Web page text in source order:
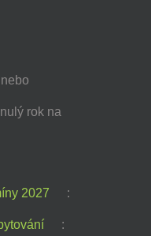
nebo
rok na
2027 :
: